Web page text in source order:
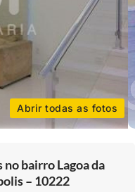
Abrir todas as fotos
no bairro Lagoa da
– 10222